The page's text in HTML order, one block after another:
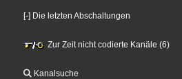
[-] Die letzten Abschaltungen
Zur Zeit nicht codierte Kanäle (6)
Kanalsuche